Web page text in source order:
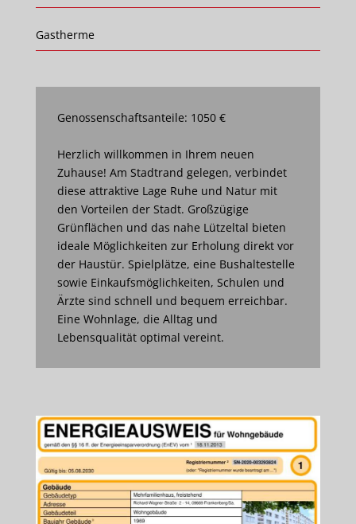
Gastherme
Genossenschaftsanteile: 1050 €
Herzlich willkommen in Ihrem neuen
Zuhause! Am Stadtrand gelegen, verbindet
diese attraktive Lage Ruhe und Natur mit
den Vorteilen der Stadt. Großzügige
Grünflächen und das nahe Lützeltal bieten
ideale Möglichkeiten zur Erholung direkt vor
der Haustür. Spielplätze, eine Bushaltestelle
sowie Einkaufsmöglichkeiten, Schulen und
Ärzte sind schnell und bequem erreichbar.
Eine Wohnlage, die Alltag und
Lebensqualität optimal vereint.